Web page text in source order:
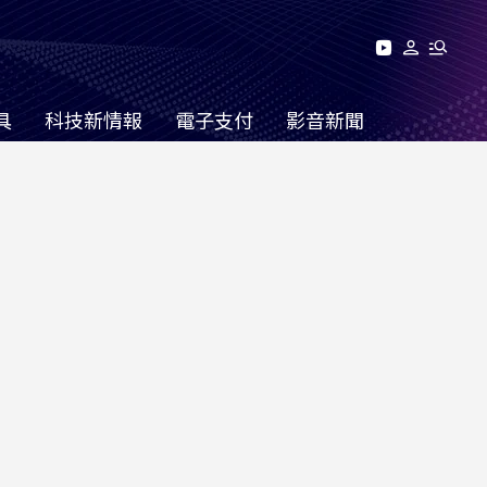
科技新情報 電子支付 影音新聞